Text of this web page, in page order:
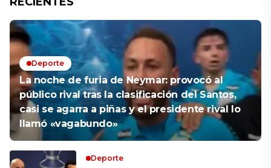
Deporte
La noche de furia de Neymar: provocó al
público rival tras la clasificación del Santos,
casi se agarra a piñas y el presidente rival lo
llamó «vagabundo»
Deporte